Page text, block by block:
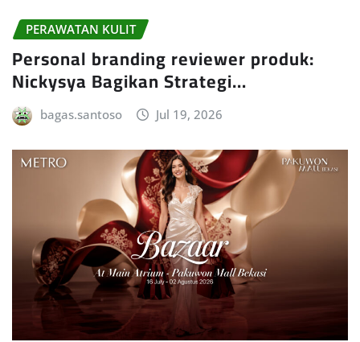
PERAWATAN KULIT
Personal branding reviewer produk:
Nickysya Bagikan Strategi…
bagas.santoso Jul 19, 2026